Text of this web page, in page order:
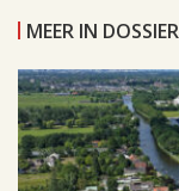
MEER IN